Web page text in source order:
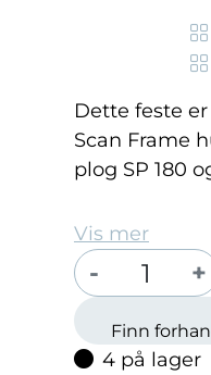
Dette feste
Scan Frame
plog SP 180
Vis mer
Velg antall:
- +
Finn
4 på lager